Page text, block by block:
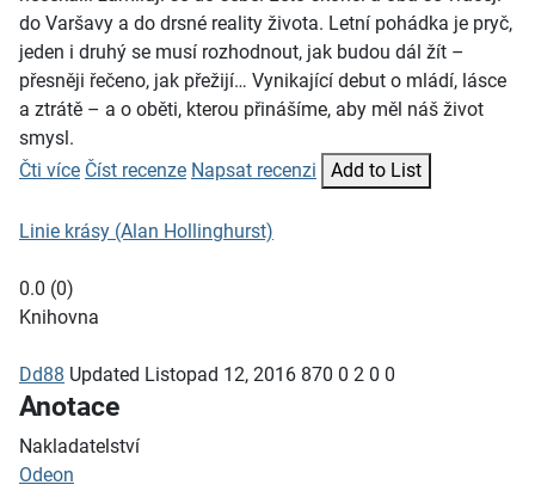
do Varšavy a do drsné reality života. Letní pohádka je pryč,
jeden i druhý se musí rozhodnout, jak budou dál žít –
přesněji řečeno, jak přežijí… Vynikající debut o mládí, lásce
a ztrátě – a o oběti, kterou přinášíme, aby měl náš život
smysl.
Čti více Číst recenze Napsat recenzi Add to List
Linie krásy (Alan Hollinghurst)
0.0 (0)
Knihovna
Dd88 Updated Listopad 12, 2016 870 0 2 0 0
Anotace
Nakladatelství
Odeon